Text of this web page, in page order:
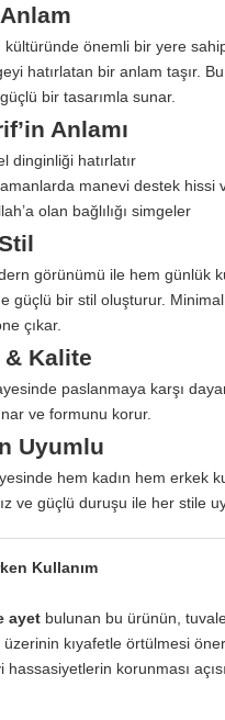
kültüründe önemli bir yere
hatırlatan bir anlam taşır.
bir tasarımla sunar.
Anlamı
dinginliği hatırlatır
manevi destek hissi
olan bağlılığı simgeler
görünümü ile hem günlük
güçlü bir stil oluşturur.
çıkar.
& Kalite
paslanmaya karşı
ve formunu korur.
Uyumlu
hem kadın hem erkek
ve güçlü duruşu ile her stile
Kullanım
ayet bulunan bu ürünün,
üzerinin kıyafetle örtülmesi
hassasiyetlerin korunması